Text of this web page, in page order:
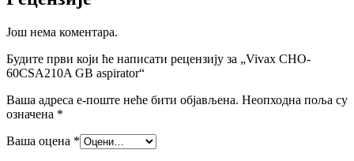
Још нема коментара.
Будите први који ће написати рецензију за „Vivax CHO-
60CSA210A GB aspirator“
Ваша адреса е-поште неће бити објављена. Неопходна поља су
означена *
Ваша оцена *